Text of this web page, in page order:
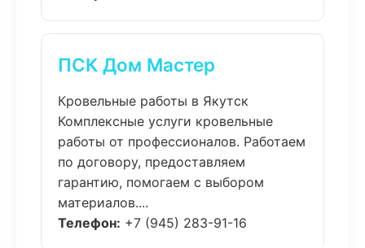
ПСК Дом Мастер
Кровельные работы в Якутск
Комплексные услуги кровельные
работы от профессионалов. Работаем
по договору, предоставляем
гарантию, помогаем с выбором
материалов....
Телефон: +7 (945) 283-91-16